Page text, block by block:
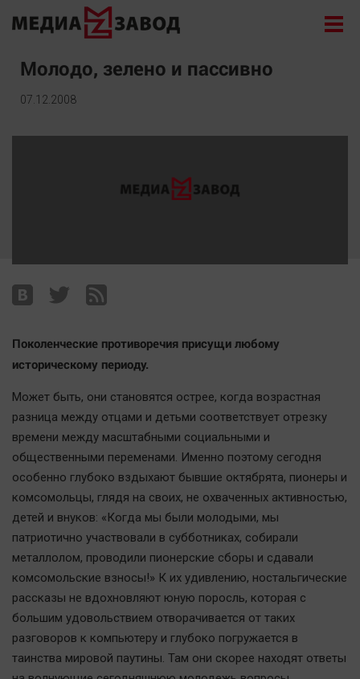
Новости
Курилка
Поиск
Архив
Наша победа
Общество
Политика
Экономика
Происшествия
Здоровье
Культура
Курилка
Спорт
Технологии
Отраслевые темы
Молодо, зелено и пассивно
07.12.2008
Поколенческие противоречия присущи любому
историческому периоду.
Может быть, они становятся острее, когда возрастная
разница между отцами и детьми соответствует отрезку
времени между масштабными социальными и
общественными переменами. Именно поэтому сегодня
особенно глубоко вздыхают бывшие октябрята, пионеры и
комсомольцы, глядя на своих, не охваченных активностью,
детей и внуков: «Когда мы были молодыми, мы
патриотично участвовали в субботниках, собирали
металлолом, проводили пионерские сборы и сдавали
комсомольские взносы!» К их удивлению, ностальгические
рассказы не вдохновляют юную поросль, которая с
большим удовольствием отворачивается от таких
разговоров к компьютеру и глубоко погружается в
таинства мировой паутины. Там они скорее находят ответы